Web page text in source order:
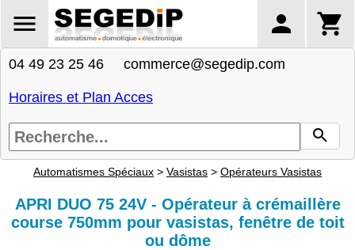
04 49 23 25 46 commerce@segedip.com
Horaires et Plan Acces
Automatismes Spéciaux > Vasistas > Opérateurs Vasistas
APRI DUO 75 24V - Opérateur à crémaillère
course 750mm pour vasistas, fenêtre de toit
ou dôme